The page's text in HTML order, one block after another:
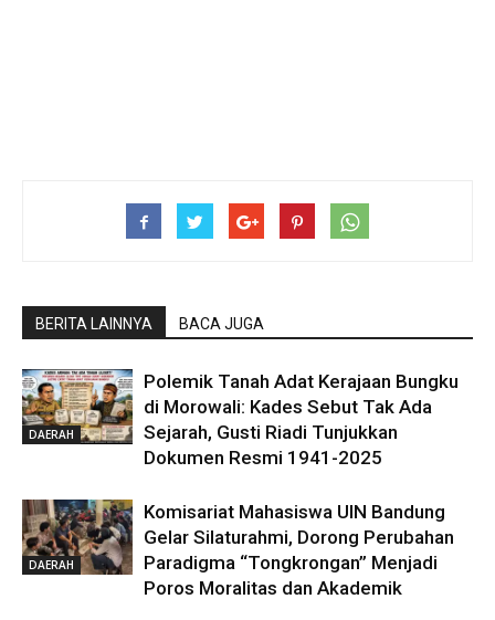
BERITA LAINNYA BACA JUGA
DAERAH
Polemik Tanah Adat Kerajaan Bungku
di Morowali: Kades Sebut Tak Ada
Sejarah, Gusti Riadi Tunjukkan
Dokumen Resmi 1941-2025
DAERAH
Komisariat Mahasiswa UIN Bandung
Gelar Silaturahmi, Dorong Perubahan
Paradigma “Tongkrongan” Menjadi
Poros Moralitas dan Akademik